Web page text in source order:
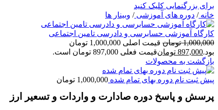
برای بزرگنمایی کلیک کنید
خانه/ دوره های آموزشی/ وبینار ها
کارگاه آموزشی حسابرسی و دادرسی تامین اجتماعی
1,000,000 تومان
قیمت اصلی 1,000,000 تومان
بود.897,000 تومانقیمت فعلی 897,000 تومان است.
بازگشت به محصولات
پیش ثبت نام دوره بهای تمام شده 1,000,000 تومان
پرسش و پاسخ دوره صادارت و واردات و تسعیر ارز